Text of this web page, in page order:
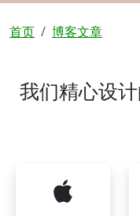
面包屑
首页 博客文章
我们精心设